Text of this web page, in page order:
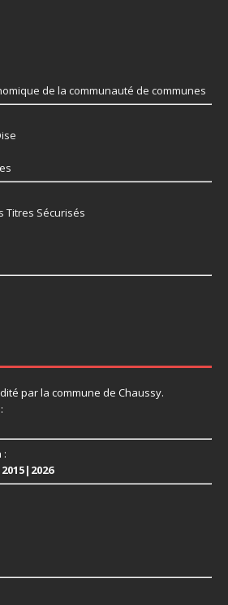
de la communauté de communes
Titres Sécurisés
par la commune de Chaussy.
: